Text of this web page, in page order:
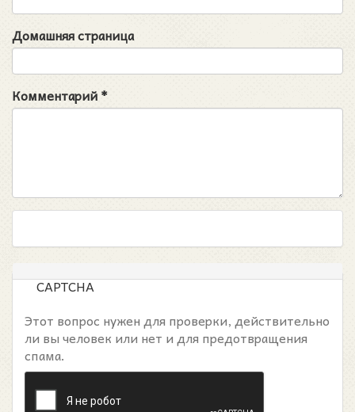
Домашняя страница
Комментарий*
CAPTCHA
Этот вопрос нужен для проверки, действительно
ли вы человек или нет и для предотвращения
спама.